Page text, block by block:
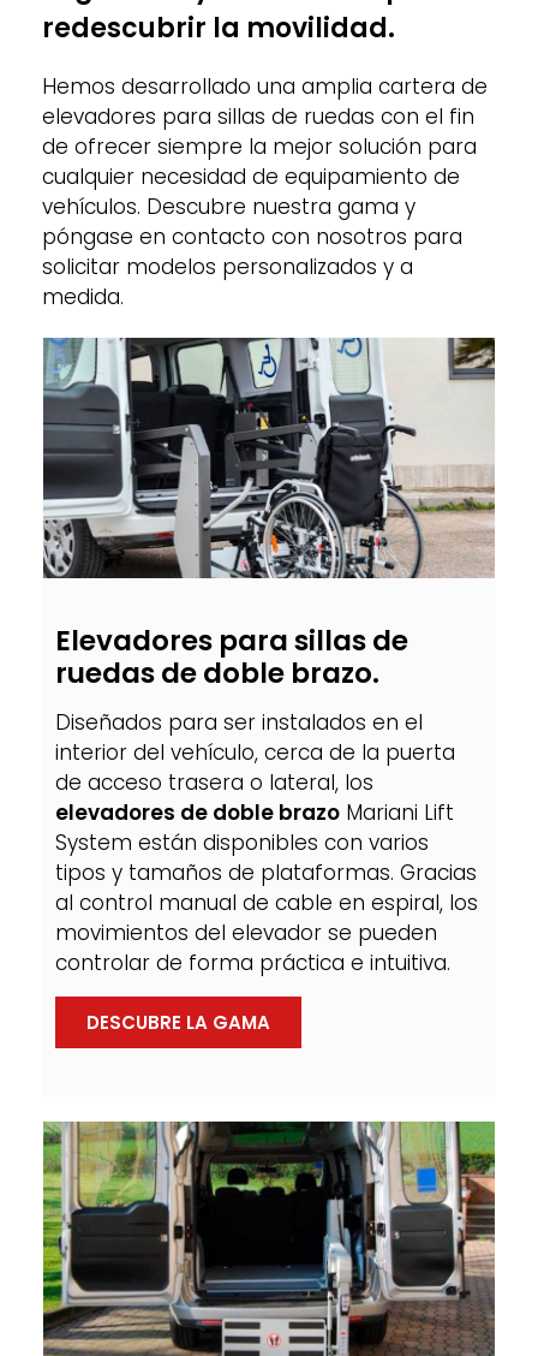
redescubrir la movilidad.
Hemos desarrollado una amplia cartera de
elevadores para sillas de ruedas con el fin
de ofrecer siempre la mejor solución para
cualquier necesidad de equipamiento de
vehículos. Descubre nuestra gama y
póngase en contacto con nosotros para
solicitar modelos personalizados y a
medida.
Elevadores para sillas de
ruedas de doble brazo.
Diseñados para ser instalados en el
interior del vehículo, cerca de la puerta
de acceso trasera o lateral, los
elevadores de doble brazo Mariani Lift
System están disponibles con varios
tipos y tamaños de plataformas. Gracias
al control manual de cable en espiral, los
movimientos del elevador se pueden
controlar de forma práctica e intuitiva.
DESCUBRE LA GAMA